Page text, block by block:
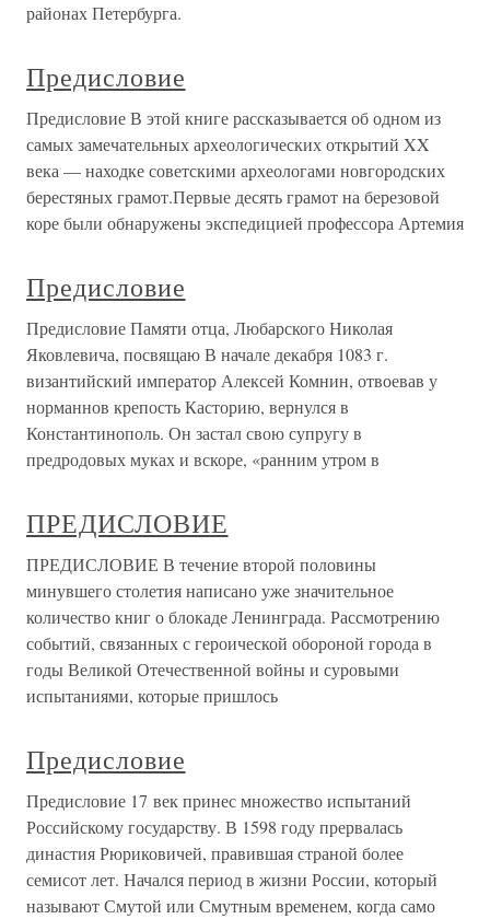
районах Петербурга.
Предисловие
Предисловие В этой книге рассказывается об одном из
самых замечательных археологических открытий XX
века — находке советскими археологами новгородских
берестяных грамот.Первые десять грамот на березовой
коре были обнаружены экспедицией профессора Артемия
Предисловие
Предисловие Памяти отца, Любарского Николая
Яковлевича, посвящаю В начале декабря 1083 г.
византийский император Алексей Комнин, отвоевав у
норманнов крепость Касторию, вернулся в
Константинополь. Он застал свою супругу в
предродовых муках и вскоре, «ранним утром в
ПРЕДИСЛОВИЕ
ПРЕДИСЛОВИЕ В течение второй половины
минувшего столетия написано уже значительное
количество книг о блокаде Ленинграда. Рассмотрению
событий, связанных с героической обороной города в
годы Великой Отечественной войны и суровыми
испытаниями, которые пришлось
Предисловие
Предисловие 17 век принес множество испытаний
Российскому государству. В 1598 году прервалась
династия Рюриковичей, правившая страной более
семисот лет. Начался период в жизни России, который
называют Смутой или Смутным временем, когда само